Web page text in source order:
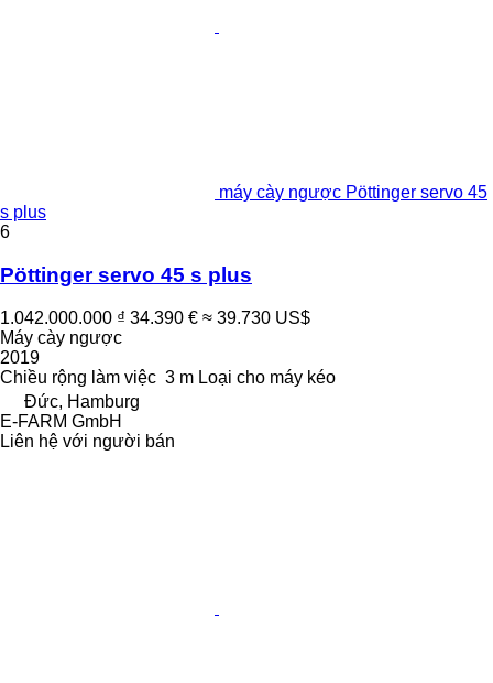
máy cày ngược Pöttinger servo 45
s plus
6
Pöttinger servo 45 s plus
1.042.000.000 ₫ 34.390 € ≈ 39.730 US$
Máy cày ngược
2019
Chiều rộng làm việc 3 m Loại cho máy kéo
Đức, Hamburg
E-FARM GmbH
Liên hệ với người bán